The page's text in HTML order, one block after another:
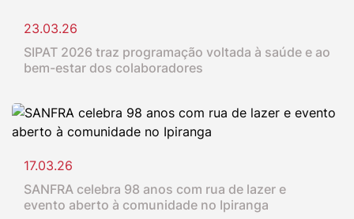
23.03.26
SIPAT 2026 traz programação voltada à saúde e ao
bem-estar dos colaboradores
17.03.26
SANFRA celebra 98 anos com rua de lazer e
evento aberto à comunidade no Ipiranga